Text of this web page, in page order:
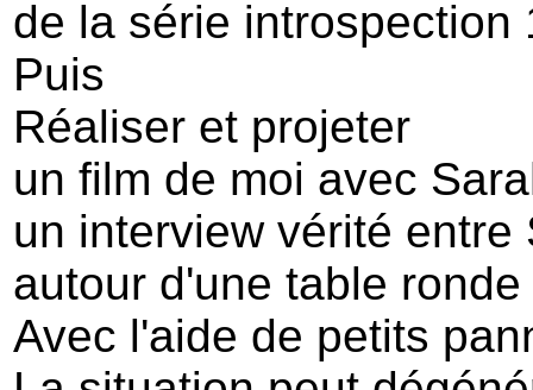
de la série introspection
Puis
Réaliser et projeter
un film de moi avec
un interview vérité
autour d'une table ronde
Avec l'aide de petits